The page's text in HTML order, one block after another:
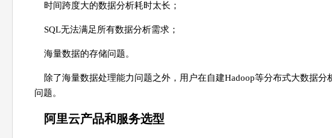
时间跨度大的数据分析耗时太长；
SQL无法满足所有数据分析需求；
海量数据的存储问题。
除了海量数据处理能力问题之外，用户在自建Hadoop等分布式大数据
问题。
阿里云产品和服务选型